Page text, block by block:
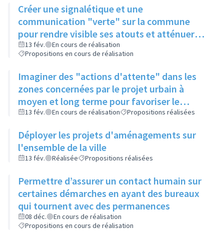
Créer une signalétique et une
communication "verte" sur la commune
pour rendre visible ses atouts et atténuer
l'image de densité très présente
13 fév.
En cours de réalisation
Propositions en cours de réalisation
Imaginer des "actions d'attente" dans les
zones concernées par le projet urbain à
moyen et long terme pour favoriser le
quotidien des habitants, notamment en
13 fév. En cours de réalisation Propositions réalisées
Déployer les projets d'aménagements sur
l'ensemble de la ville
13 fév. Réalisée Propositions réalisées
Permettre d’assurer un contact humain sur
certaines démarches en ayant des bureaux
qui tournent avec des permanences
08 déc.
En cours de réalisation
Propositions en cours de réalisation